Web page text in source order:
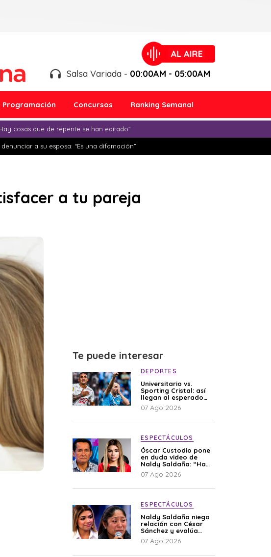
Salsa Variada - 00:00AM - 05:00AM
Programación Concursos Ranking Semanal
cosas que de repente se han editado”
a su esposa: “Es una difamación”
a tu pareja
Te puede interesar
DEPORTES
Universitario vs.
Sporting Cristal: así
llegan al esperado
duelo
07 Ago 2026
ESPECTÁCULOS
Óscar Custodio pone
en duda video de
Naldy Saldaña: “Hay
cosas que de repente
se han editado”
07 Ago 2026
ESPECTÁCULOS
Naldy Saldaña niega
relación con César
Sánchez y evalúa
denunciar a su
esposa: “Es una
07 Ago 2026